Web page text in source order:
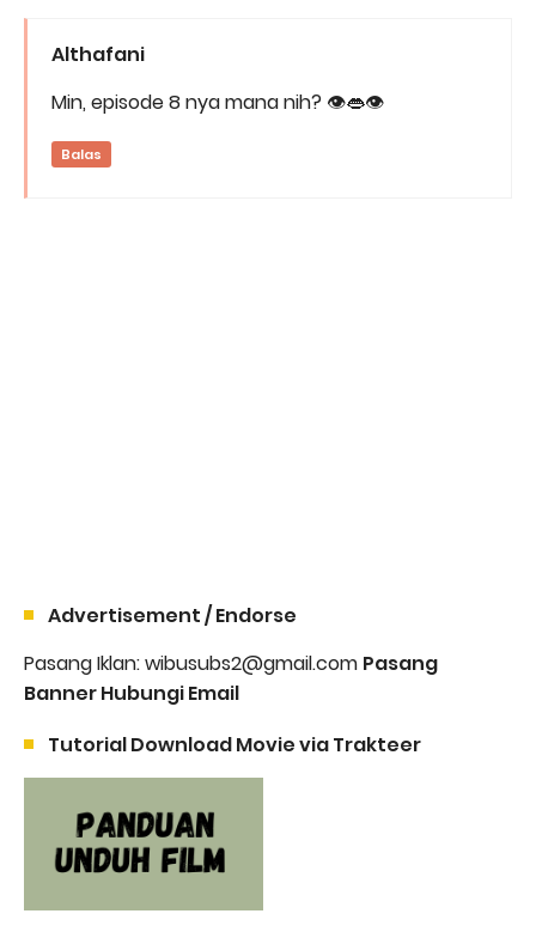
Althafani
Min, episode 8 nya mana nih? 👁️👄👁️
Balas
Advertisement / Endorse
Pasang Iklan: wibusubs2@gmail.com Pasang
Banner Hubungi Email
Tutorial Download Movie via Trakteer